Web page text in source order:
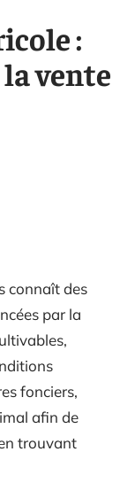
:
vente
connaît des
par la
fonciers,
afin de
trouvant